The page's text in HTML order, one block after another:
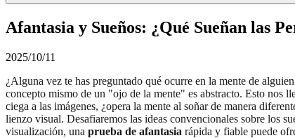
Afantasia y Sueños: ¿Qué Sueñan las
2025/10/11
¿Alguna vez te has preguntado qué ocurre en la mente de
concepto mismo de un "ojo de la mente" es abstracto. Esto nos
ciega a las imágenes, ¿opera la mente al soñar de manera
lienzo visual. Desafiaremos las ideas convencionales sobre los
visualización, una prueba de afantasia rápida y fiable puede